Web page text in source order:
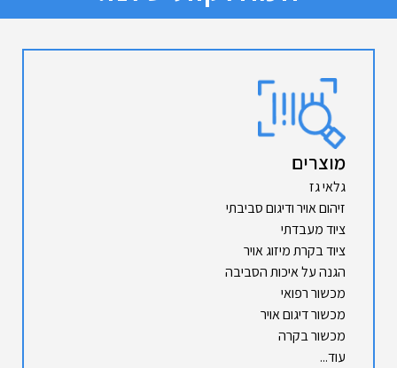
מוצרים
גלאי גז
זיהום אויר ודיגום סביבתי
ציוד מעבדתי
ציוד בקרת מיזוג אויר
הגנה על איכות הסביבה
מכשור רפואי
מכשור דיגום אויר
מכשור בקרה
עוד...